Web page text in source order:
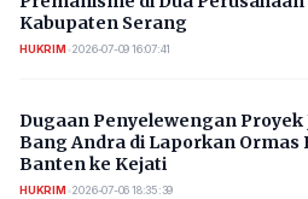
Kabupaten Serang
HUKRIM•2026-07-09 16:07:41
Dugaan Penyelewengan Proyek
Bang Andra di Laporkan Ormas
Banten ke Kejati
HUKRIM•2026-07-06 18:35:39